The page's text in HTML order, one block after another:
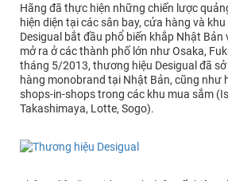
Hãng đã thực hiện những chiến lược
hiện diện tại các sân bay, cửa hàng và
Desigual bắt đầu phổ biến khắp Nhật
mở ra ở các thành phố lớn như Osaka,
tháng 5/2013, thương hiệu Desigual đã
hàng monobrand tại Nhật Bản, cũng như
shops-in-shops trong các khu mua sắm
Takashimaya, Lotte, Sogo).